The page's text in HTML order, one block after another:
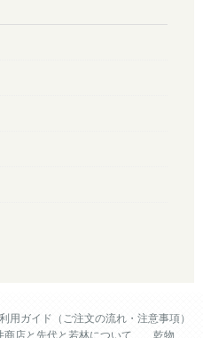
用ガイド（ご注文の流れ・注意事項）
商店と先代と若林について 乾物